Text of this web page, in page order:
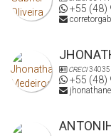
+55 (48)
CRECI34035
+55 (48)